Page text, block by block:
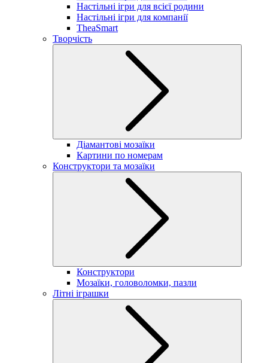
Настільні ігри для всієї родини
Настільні ігри для компанії
TheaSmart
Творчість
Діамантові мозаїки
Картини по номерам
Конструктори та мозаїки
Конструктори
Мозаїки, головоломки, пазли
Літні іграшки